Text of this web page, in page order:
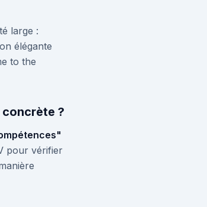
large :
élégante
to the
?
pour vérifier